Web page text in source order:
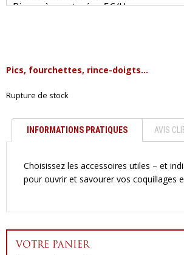
Pics, fourchettes, rince-doigts...
Rupture de stock
INFORMATIONS PRATIQUES AVIS
Choisissez les accessoires utiles – et
pour ouvrir et savourer vos coquillages
VOTRE PANIER